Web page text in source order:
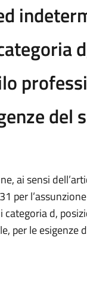
del
ai sensi
per
categoria d,
per le esigenze